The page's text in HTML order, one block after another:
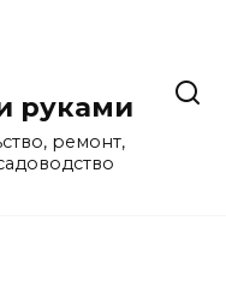
руками
ремонт,